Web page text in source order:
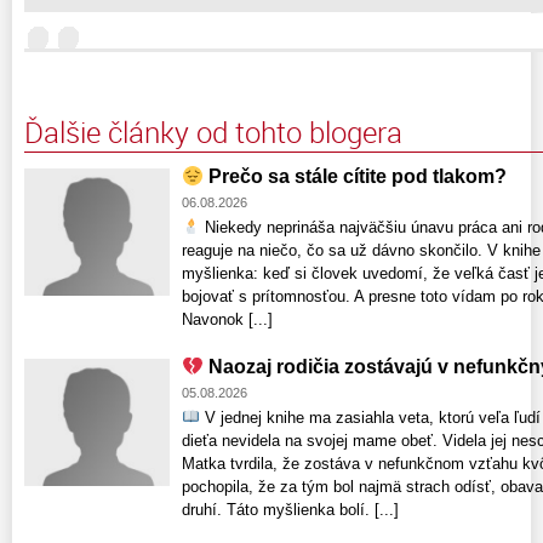
Ďalšie články od tohto blogera
Prečo sa stále cítite pod tlakom?
06.08.2026
Niekedy neprináša najväčšiu únavu práca ani
reaguje na niečo, čo sa už dávno skončilo. V
myšlienka: keď si človek uvedomí, že veľká časť
bojovať s prítomnosťou. A presne toto vídam po
Navonok [...]
Naozaj rodičia zostávajú v
05.08.2026
V jednej knihe ma zasiahla veta, ktorú veľa
dieťa nevidela na svojej mame obeť. Videla jej
Matka tvrdila, že zostáva v nefunkčnom vzťahu
pochopila, že za tým bol najmä strach odísť,
druhí. Táto myšlienka bolí. [...]